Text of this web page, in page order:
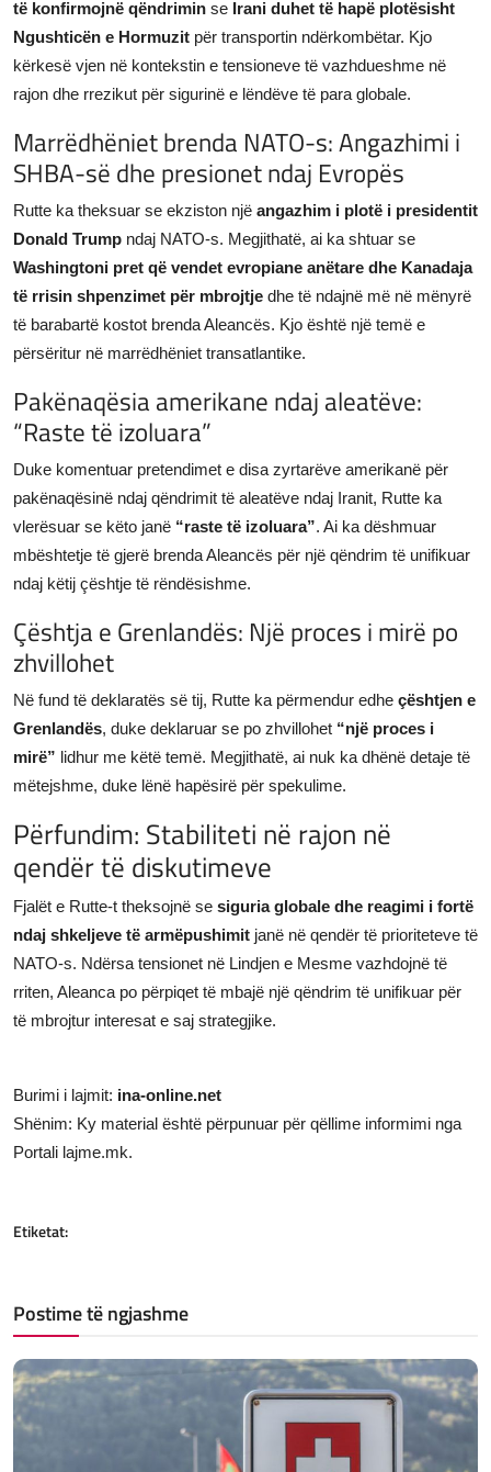
të konfirmojnë qëndrimin se Irani duhet të hapë plotësisht
Ngushticën e Hormuzit për transportin ndërkombëtar. Kjo
kërkesë vjen në kontekstin e tensioneve të vazhdueshme në
rajon dhe rrezikut për sigurinë e lëndëve të para globale.
Marrëdhëniet brenda NATO-s: Angazhimi i
SHBA-së dhe presionet ndaj Evropës
Rutte ka theksuar se ekziston një angazhim i plotë i presidentit
Donald Trump ndaj NATO-s. Megjithatë, ai ka shtuar se
Washingtoni pret që vendet evropiane anëtare dhe Kanadaja
të rrisin shpenzimet për mbrojtje dhe të ndajnë më në mënyrë
të barabartë kostot brenda Aleancës. Kjo është një temë e
përsëritur në marrëdhëniet transatlantike.
Pakënaqësia amerikane ndaj aleatëve:
“Raste të izoluara”
Duke komentuar pretendimet e disa zyrtarëve amerikanë për
pakënaqësinë ndaj qëndrimit të aleatëve ndaj Iranit, Rutte ka
vlerësuar se këto janë “raste të izoluara”. Ai ka dëshmuar
mbështetje të gjerë brenda Aleancës për një qëndrim të unifikuar
ndaj këtij çështje të rëndësishme.
Çështja e Grenlandës: Një proces i mirë po
zhvillohet
Në fund të deklaratës së tij, Rutte ka përmendur edhe çështjen e
Grenlandës, duke deklaruar se po zhvillohet “një proces i
mirë” lidhur me këtë temë. Megjithatë, ai nuk ka dhënë detaje të
mëtejshme, duke lënë hapësirë për spekulime.
Përfundim: Stabiliteti në rajon në
qendër të diskutimeve
Fjalët e Rutte-t theksojnë se siguria globale dhe reagimi i fortë
ndaj shkeljeve të armëpushimit janë në qendër të prioriteteve të
NATO-s. Ndërsa tensionet në Lindjen e Mesme vazhdojnë të
rriten, Aleanca po përpiqet të mbajë një qëndrim të unifikuar për
të mbrojtur interesat e saj strategjike.
Burimi i lajmit: ina-online.net
Shënim: Ky material është përpunuar për qëllime informimi nga
Portali lajme.mk.
Etiketat:
Postime të ngjashme